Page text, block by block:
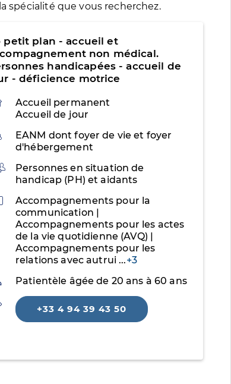
spécialité que vous recherchez.
petit plan - accueil et
non médical.
handicapées - accueil de
- déficience motrice
Accueil permanent
Accueil de jour
EANM dont foyer de vie et foyer
d'hébergement
Personnes en situation de
handicap (PH) et aidants
Accompagnements pour la
communication |
Accompagnements pour les actes
de la vie quotidienne (AVQ) |
Accompagnements pour les
relations avec autrui...+3
Patientèle âgée de 20 ans à 60 ans
+33 4 94 39 43 50